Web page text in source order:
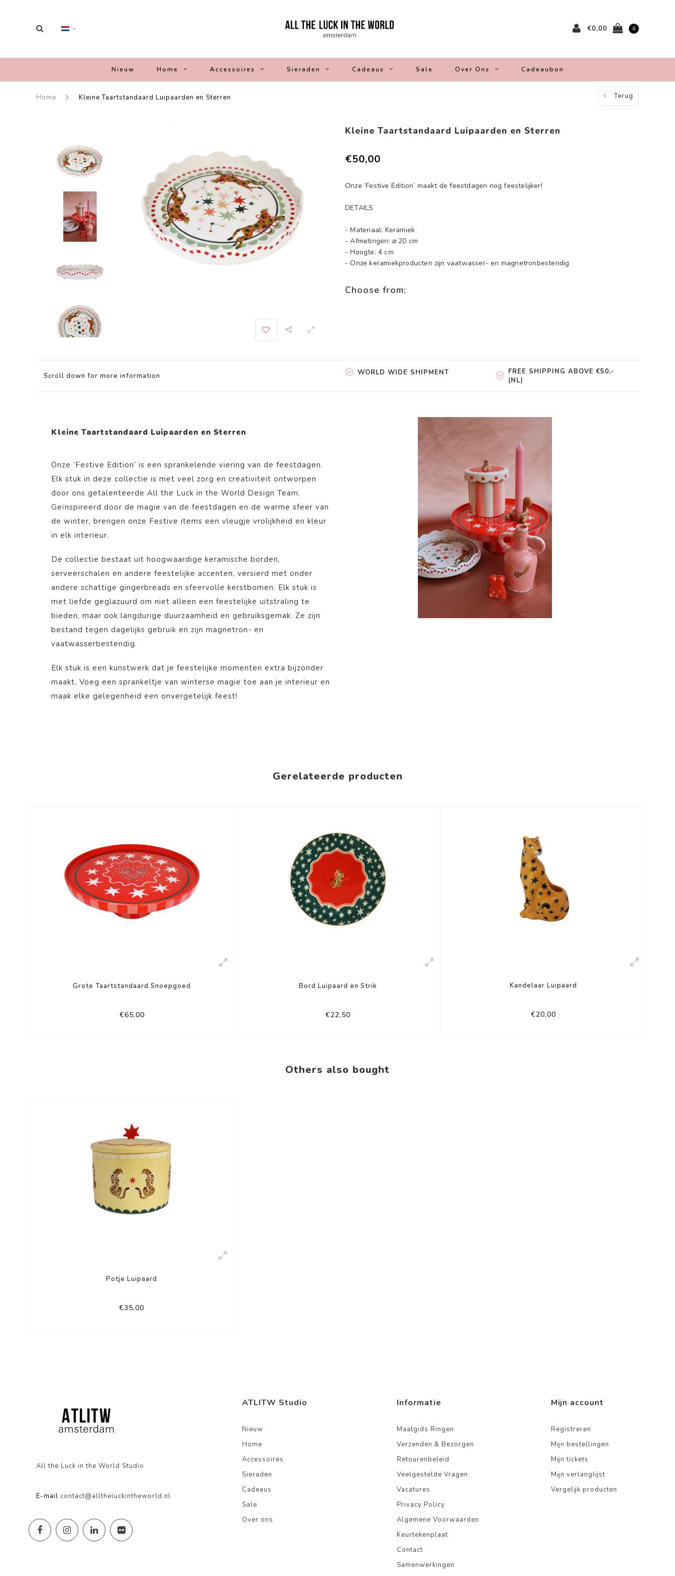
€0,00 0
Nieuw Home Accessoires Sieraden Cadeaus Sale Over Ons Cadeaubon
Home Kleine Taartstandaard Luipaarden en Sterren Terug
Kleine Taartstandaard Luipaarden en Sterren
€50,00
Onze ‘Festive Edition’ maakt de feestdagen nog feestelijker!
DETAILS
- Materiaal: Keramiek
- Afmetingen: ⌀ 20 cm
- Hoogte: 4 cm
- Onze keramiekproducten zijn vaatwasser- en magnetronbestendig
Choose from:
Scroll down for more information WORLD WIDE SHIPMENT
FREE SHIPPING ABOVE €50,-
(NL)
Kleine Taartstandaard Luipaarden en Sterren
Onze ‘Festive Edition’ is een sprankelende viering van de feestdagen.
Elk stuk in deze collectie is met veel zorg en creativiteit ontworpen
door ons getalenteerde All the Luck in the World Design Team.
Geïnspireerd door de magie van de feestdagen en de warme sfeer van
de winter, brengen onze Festive items een vleugje vrolijkheid en kleur
in elk interieur.
De collectie bestaat uit hoogwaardige keramische borden,
serveerschalen en andere feestelijke accenten, versierd met onder
andere schattige gingerbreads en sfeervolle kerstbomen. Elk stuk is
met liefde geglazuurd om niet alleen een feestelijke uitstraling te
bieden, maar ook langdurige duurzaamheid en gebruiksgemak. Ze zijn
bestand tegen dagelijks gebruik en zijn magnetron- en
vaatwasserbestendig.
Elk stuk is een kunstwerk dat je feestelijke momenten extra bijzonder
maakt. Voeg een sprankeltje van winterse magie toe aan je interieur en
maak elke gelegenheid een onvergetelijk feest!
Gerelateerde producten
Grote Taartstandaard Snoepgoed
€65,00
Bord Luipaard en Strik
€22,50
Kandelaar Luipaard
€20,00
Others also bought
Potje Luipaard
€35,00
All the Luck in the World Studio
E-mail contact@alltheluckintheworld.nl
ATLITW Studio
Nieuw
Home
Accessoires
Sieraden
Cadeaus
Sale
Over ons
Informatie
Maatgids Ringen
Verzenden & Bezorgen
Retourenbeleid
Veelgestelde Vragen
Vacatures
Privacy Policy
Algemene Voorwaarden
Keurtekenplaat
Contact
Samenwerkingen
Mijn account
Registreren
Mijn bestellingen
Mijn tickets
Mijn verlanglijst
Vergelijk producten